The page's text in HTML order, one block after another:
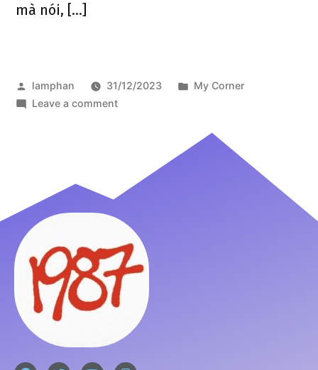
mà nói, […]
lamphan 31/12/2023
My Corner
Leave a comment